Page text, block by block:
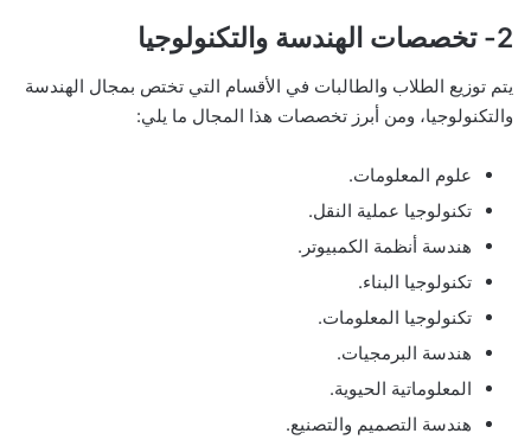
2- تخصصات الهندسة والتكنولوجيا
يتم توزيع الطلاب والطالبات في الأقسام التي تختص بمجال الهندسة
والتكنولوجيا، ومن أبرز تخصصات هذا المجال ما يلي:
علوم المعلومات.
تكنولوجيا عملية النقل.
هندسة أنظمة الكمبيوتر.
تكنولوجيا البناء.
تكنولوجيا المعلومات.
هندسة البرمجيات.
المعلوماتية الحيوية.
هندسة التصميم والتصنيع.